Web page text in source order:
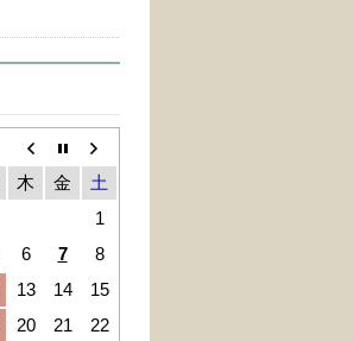
木 金
土
1
6 7
8
13 14
15
20 21
22